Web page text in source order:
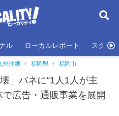
ル ローカルレポート スクール
州沖縄 福岡県 福岡市
」バネに“1人1人が主
広告・通販事業を展開